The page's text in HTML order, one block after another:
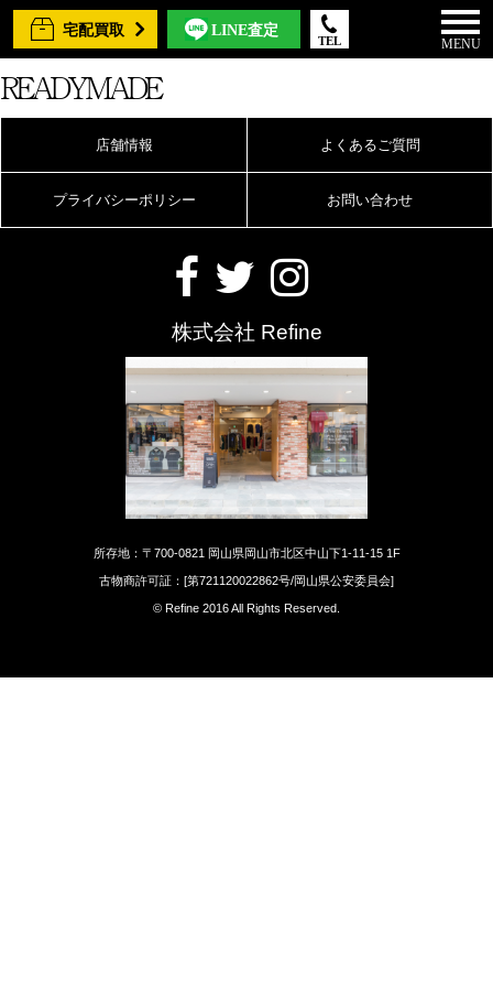
宅配買取 LINE査定
TEL MENU
READYMADE
店舗情報 よくあるご質問
プライバシーポリシー お問い合わせ
株式会社 Refine
所存地：〒700-0821 岡山県岡山市北区中山下1-11-15 1F
古物商許可証：[第721120022862号/岡山県公安委員会]
© Refine 2016 All Rights Reserved.